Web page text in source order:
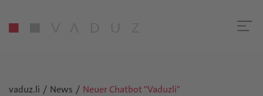
vaduz.li News Neuer Chatbot "Vaduzli"